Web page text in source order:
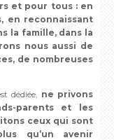
et pour tous : en
en reconnaissant
la famille, dans la
nous aussi de
de nombreuses
dédiée, ne privons
parents et les
ceux qui sont
qu’un avenir